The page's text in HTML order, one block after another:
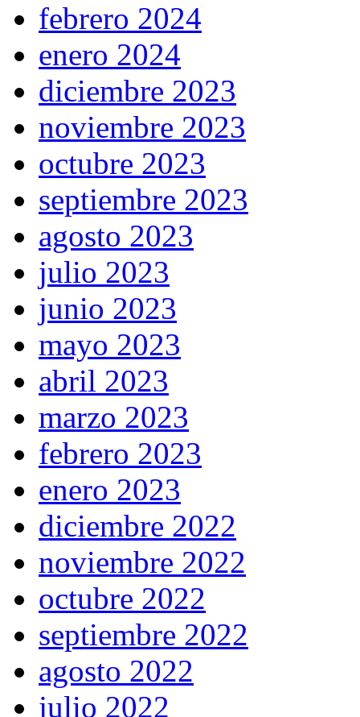
febrero 2024
enero 2024
diciembre 2023
noviembre 2023
octubre 2023
septiembre 2023
agosto 2023
julio 2023
junio 2023
mayo 2023
abril 2023
marzo 2023
febrero 2023
enero 2023
diciembre 2022
noviembre 2022
octubre 2022
septiembre 2022
agosto 2022
julio 2022